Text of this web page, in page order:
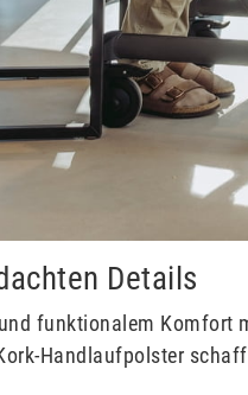
Details
funktionalem
Handlaufpolster